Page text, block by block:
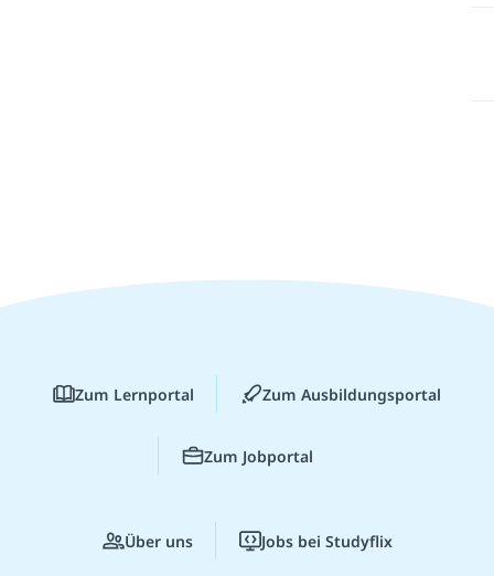
Zum Lernportal Zum Ausbildungsportal
Zum Jobportal
Über uns Jobs bei Studyflix